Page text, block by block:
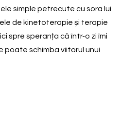
simple petrecute cu sora lui
de kinetoterapie și terapie
spre speranța că într-o zi îmi
poate schimba viitorul unui